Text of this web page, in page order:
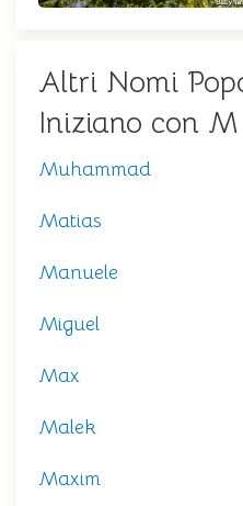
Altri Nomi
Iniziano con M
Muhammad
Matias
Manuele
Miguel
Max
Malek
Maxim